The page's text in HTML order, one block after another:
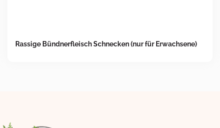
Rassige Bündnerfleisch Schnecken (nur für Erwachsene)